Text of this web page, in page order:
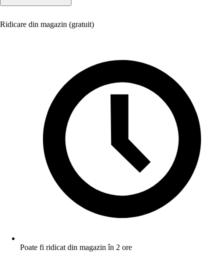
Ridicare din magazin (gratuit)
Poate fi ridicat din magazin în 2 ore